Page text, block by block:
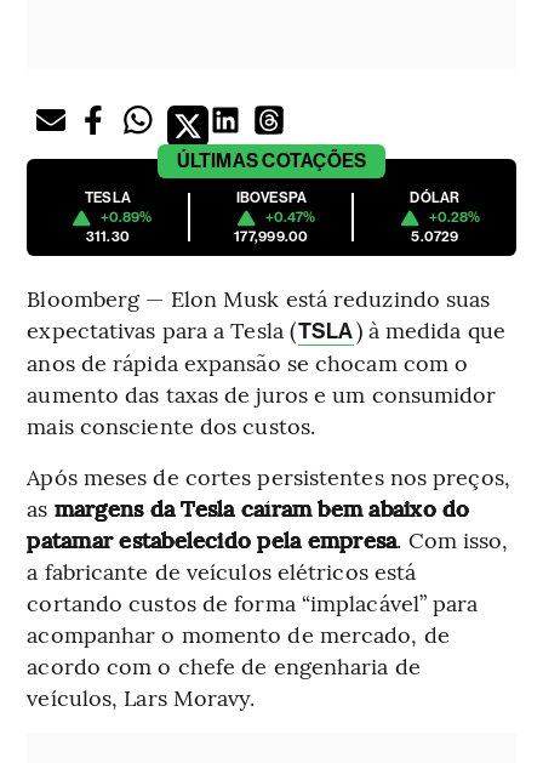
ÚLTIMASCOTAÇÕES
TESLA
+0.89%
311.30
IBOVESPA
+0.47%
177,999.00
DÓLAR
+0.28%
5.0729
Bloomberg — Elon Musk está reduzindo suas
expectativas para a Tesla (TSLA) à medida que
anos de rápida expansão se chocam com o
aumento das taxas de juros e um consumidor
mais consciente dos custos.
Após meses de cortes persistentes nos preços,
as margens da Tesla caíram bem abaixo do
patamar estabelecido pela empresa. Com isso,
a fabricante de veículos elétricos está
cortando custos de forma “implacável” para
acompanhar o momento de mercado, de
acordo com o chefe de engenharia de
veículos, Lars Moravy.